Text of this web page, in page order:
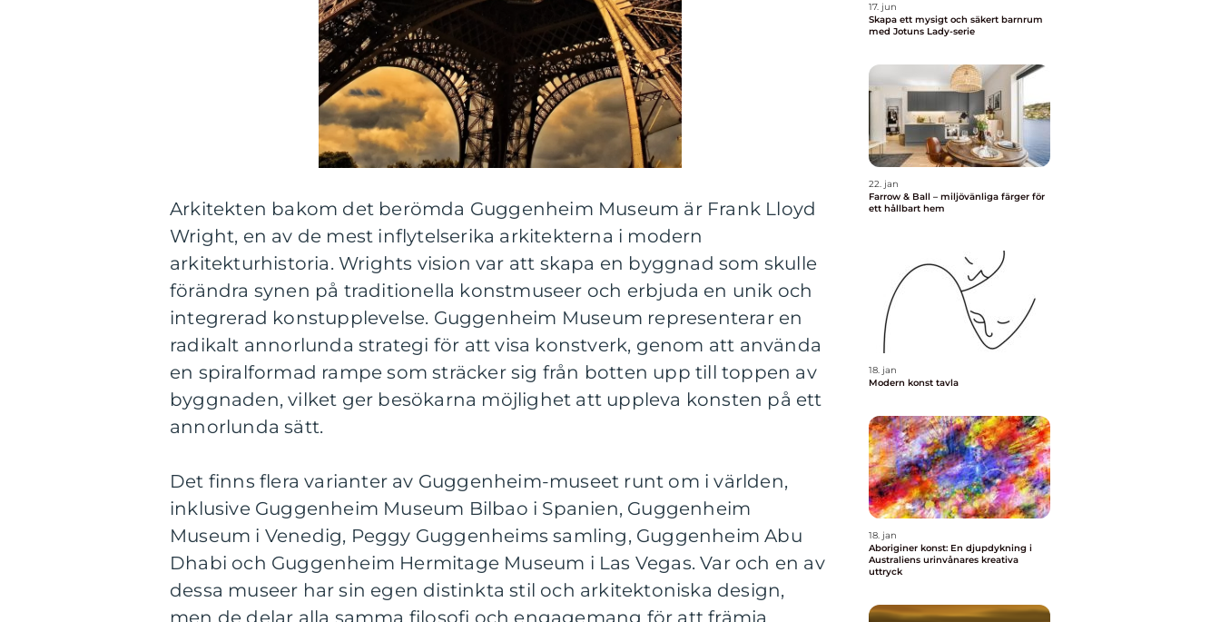
Arkitekten bakom det berömda Guggenheim Museum är Frank Lloyd
Wright, en av de mest inflytelserika arkitekterna i modern
arkitekturhistoria. Wrights vision var att skapa en byggnad som skulle
förändra synen på traditionella konstmuseer och erbjuda en unik och
integrerad konstupplevelse. Guggenheim Museum representerar en
radikalt annorlunda strategi för att visa konstverk, genom att använda
en spiralformad rampe som sträcker sig från botten upp till toppen av
byggnaden, vilket ger besökarna möjlighet att uppleva konsten på ett
annorlunda sätt.
Det finns flera varianter av Guggenheim-museet runt om i världen,
inklusive Guggenheim Museum Bilbao i Spanien, Guggenheim
Museum i Venedig, Peggy Guggenheims samling, Guggenheim Abu
Dhabi och Guggenheim Hermitage Museum i Las Vegas. Var och en av
dessa museer har sin egen distinkta stil och arkitektoniska design,
17. jun
Skapa ett mysigt och säkert barnrum
med Jotuns Lady-serie
22. jan
Farrow & Ball – miljövänliga färger för
ett hållbart hem
18. jan
Modern konst tavla
18. jan
Aboriginer konst: En djupdykning i
Australiens urinvånares kreativa
uttryck